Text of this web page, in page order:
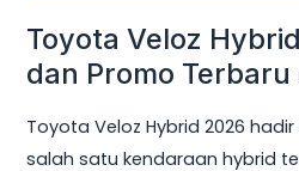
Toyota Veloz
dan Promo
Toyota Veloz Hybrid 2026
salah satu kendaraan hybrid